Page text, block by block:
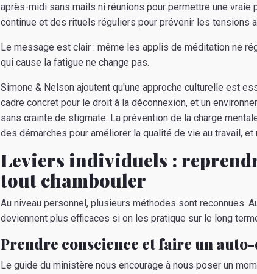
après-midi sans mails ni réunions pour permettre une vraie
continue et des rituels réguliers pour prévenir les tensions
Le message est clair : même les applis de méditation ne
qui cause la fatigue ne change pas.
Simone & Nelson ajoutent qu'une approche culturelle est
cadre concret pour le droit à la déconnexion, et un
sans crainte de stigmate. La prévention de la charge
des démarches pour améliorer la qualité de vie au travail, et
Leviers individuels :
tout chambouler
Au niveau personnel, plusieurs méthodes sont reconnues.
deviennent plus efficaces si on les pratique sur le long
Prendre conscience et faire un
Le guide du ministère nous encourage à nous poser un